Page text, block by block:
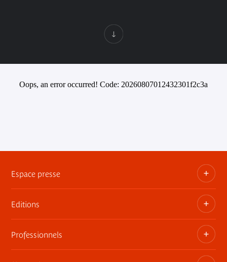
Oops, an error occurred! Code: 20260807012432301f2c3a
Espace presse
Dossiers, communiqués, bandes annonces
Contact presse
Editions
Les publications du musée
Professionnels